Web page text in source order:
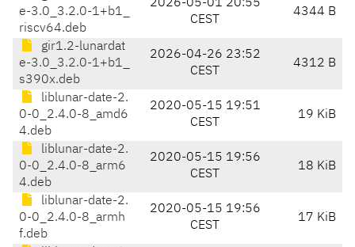
e-3.0_3.2.0-1+b1_
riscv64.deb
2026-05-01 20:55
CEST
4344 B
gir1.2-lunardat
e-3.0_3.2.0-1+b1_
s390x.deb
2026-04-26 23:52
CEST
4312 B
liblunar-date-2.
0-0_2.4.0-8_amd6
4.deb
2020-05-15 19:51
CEST
19 KiB
liblunar-date-2.
0-0_2.4.0-8_arm6
4.deb
2020-05-15 19:56
CEST
18 KiB
liblunar-date-2.
0-0_2.4.0-8_armh
f.deb
2020-05-15 19:56
CEST
17 KiB